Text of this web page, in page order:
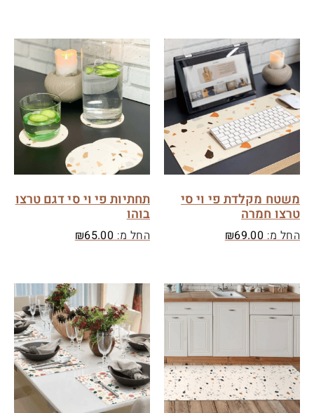
משטח מקלדת פי וי סי
טרצו חמרה
החל מ: ₪69.00
תחתיות פי וי סי דגם טרצו
בוהו
החל מ: ₪65.00